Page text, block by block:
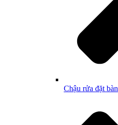
Chậu rửa đặt bàn